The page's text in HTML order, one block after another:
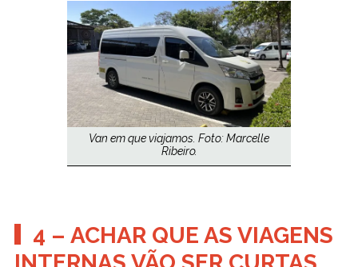
Van em que viajamos. Foto: Marcelle
Ribeiro.
4 – ACHAR QUE AS VIAGENS